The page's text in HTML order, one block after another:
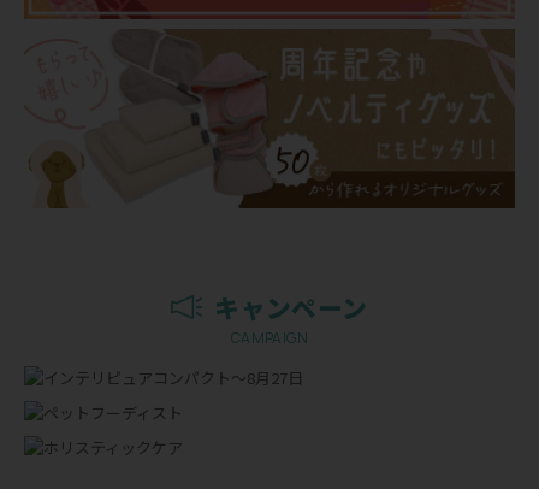
キャンペーン
CAMPAIGN